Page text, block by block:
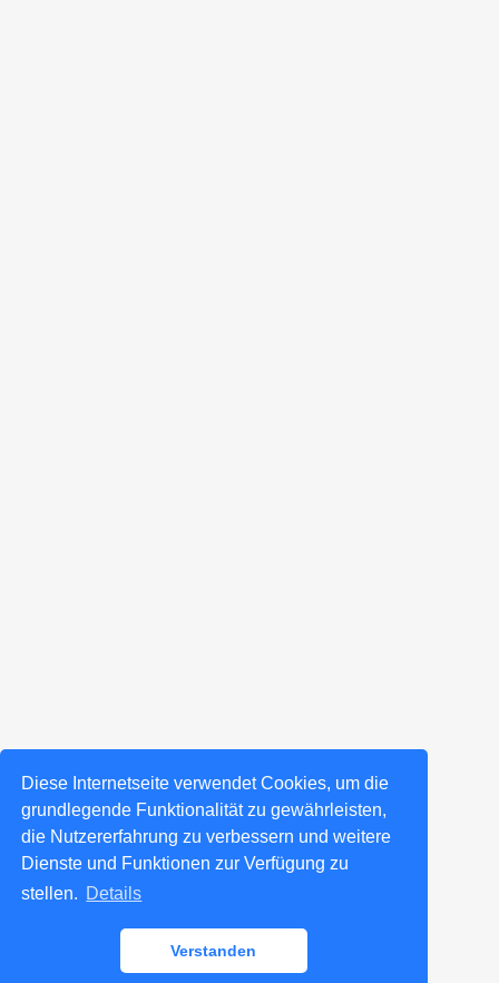
Diese Internetseite verwendet Cookies, um die
grundlegende Funktionalität zu gewährleisten,
die Nutzererfahrung zu verbessern und weitere
Dienste und Funktionen zur Verfügung zu
stellen. Details
Verstanden